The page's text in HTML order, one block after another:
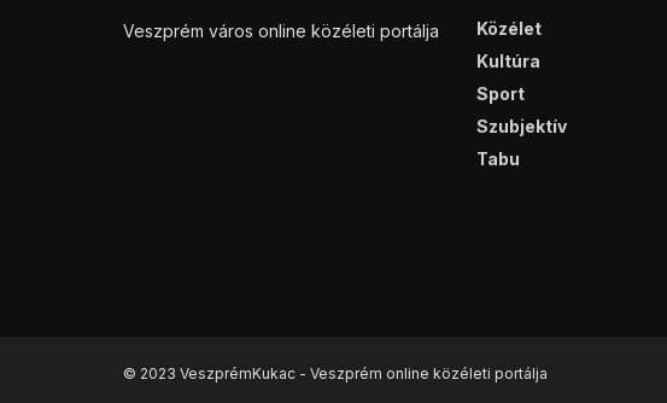
Veszprém város online közéleti portálja
Közélet
Kultúra
Sport
Szubjektív
Tabu
© 2023 VeszprémKukac - Veszprém online közéleti portálja